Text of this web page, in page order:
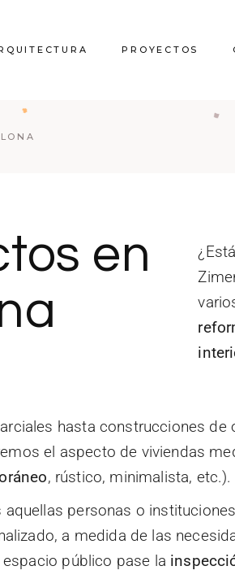
PROYECTOS
en
hasta construcciones de
el aspecto de viviendas
, rústico, minimalista, etc.).
personas o
a medida de las
público pase la